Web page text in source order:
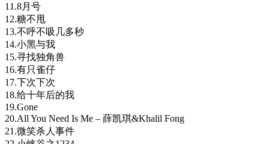
11.8月号
12.糖不甩
13.不呼不吸几多秒
14.小黑与我
15.寻找独角兽
16.有只雀仔
17.下次下次
18.给十年后的我
19.Gone
20.All You Need Is Me – 薛凯琪&Khalil Fong
21.微笑杀人事件